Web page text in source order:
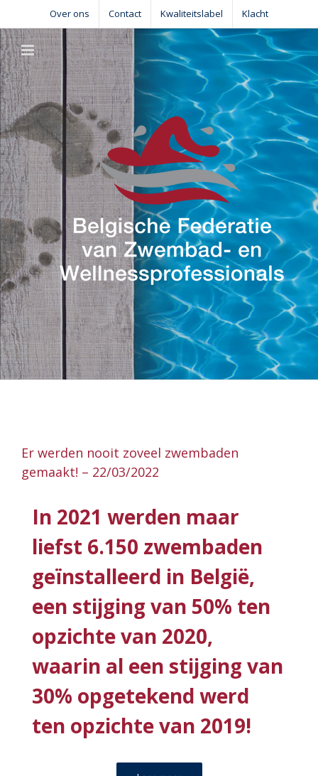
content
Over ons Contact Kwaliteitslabel Klacht
Er werden nooit zoveel zwembaden
gemaakt! – 22/03/2022
In 2021 werden maar
liefst 6.150 zwembaden
geïnstalleerd in België,
een stijging van 50% ten
opzichte van 2020,
waarin al een stijging van
30% opgetekend werd
ten opzichte van 2019!